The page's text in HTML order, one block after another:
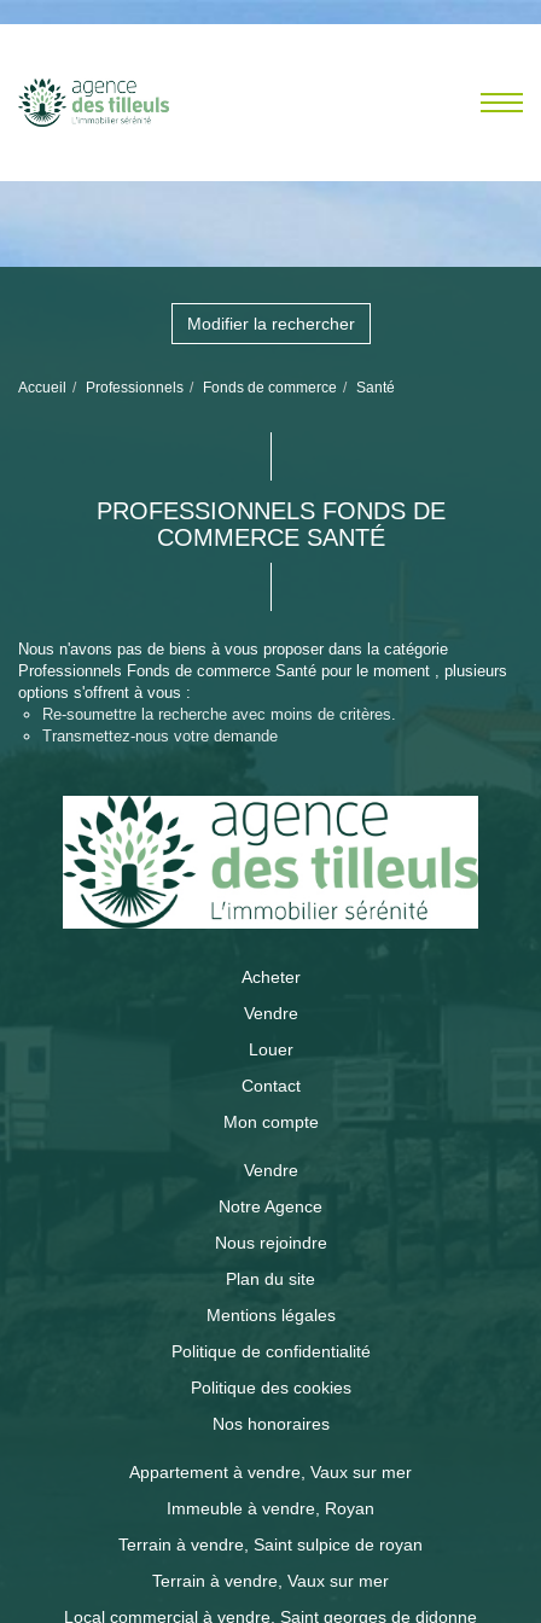
Modifier la rechercher
Accueil Professionnels Fonds de commerce Santé
PROFESSIONNELS FONDS DE
COMMERCE SANTÉ
Nous n'avons pas de biens à vous proposer dans la catégorie
Professionnels Fonds de commerce Santé pour le moment , plusieurs
options s'offrent à vous :
Re-soumettre la recherche avec moins de critères.
Transmettez-nous votre demande
Acheter
Vendre
Louer
Contact
Mon compte
Vendre
Notre Agence
Nous rejoindre
Plan du site
Mentions légales
Politique de confidentialité
Politique des cookies
Nos honoraires
Appartement à vendre, Vaux sur mer
Immeuble à vendre, Royan
Terrain à vendre, Saint sulpice de royan
Terrain à vendre, Vaux sur mer
Local commercial à vendre, Saint georges de didonne